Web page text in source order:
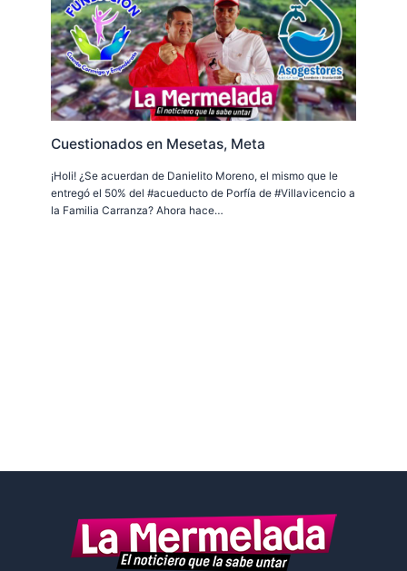
Cuestionados en Mesetas, Meta
¡Holi! ¿Se acuerdan de Danielito Moreno, el mismo que le
entregó el 50% del #acueducto de Porfía de #Villavicencio a
la Familia Carranza? Ahora hace…